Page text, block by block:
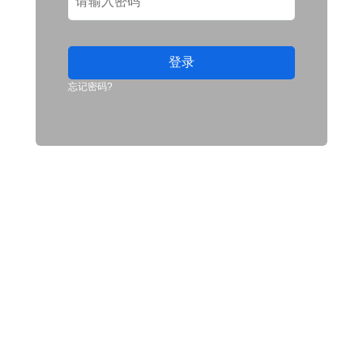
登录
忘记密码?